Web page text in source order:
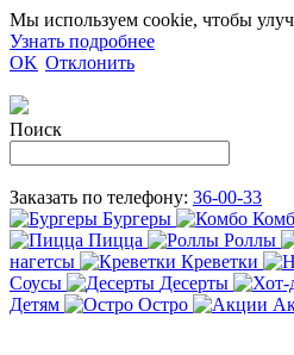
Мы используем cookie, чтобы
Узнать подробнее
OK Отклонить
Поиск
Заказать по телефону: 36-00-33
Бургеры
Пицца
Роллы
нагетсы
Креветки
Соусы
Десерты
Детям
Остро